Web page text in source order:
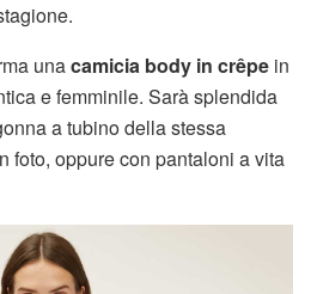
unacamicia body in crêpe in
e femminile. Sarà splendida
a tubino della stessa
foto, oppure con pantaloni a vita